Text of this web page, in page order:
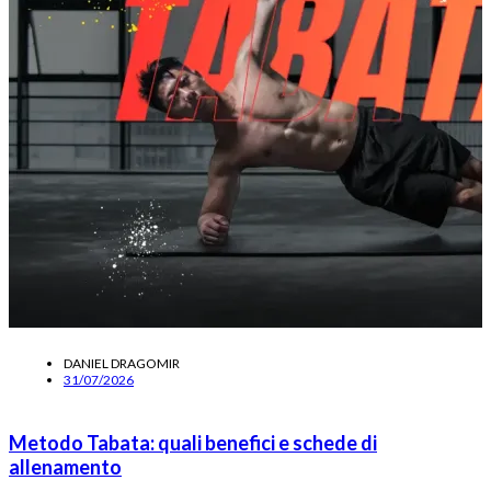
DANIEL DRAGOMIR
31/07/2026
Metodo Tabata: quali benefici e schede di
allenamento